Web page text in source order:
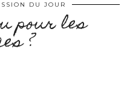
DU JOUR
pour les
?